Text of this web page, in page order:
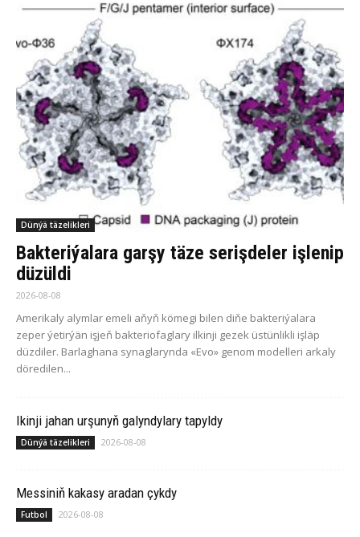
Dünýä täzelikleri
Bakteriýalara garşy täze serişdeler işlenip
düzüldi
2026-08-08
Amerikaly alymlar emeli aňyň kömegi bilen diňe bakteriýalara
zeper ýetirýän işjeň bakteriofaglary ilkinji gezek üstünlikli işläp
düzdiler. Barlaghana synaglarynda «Evo» genom modelleri arkaly
döredilen...
Ikinji jahan urşunyň galyndylary tapyldy
Dünýä täzelikleri 2026-08-08
Messiniň kakasy aradan çykdy
Futbol 2026-08-08